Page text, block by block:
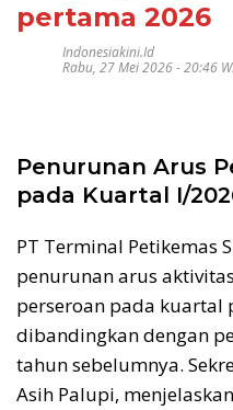
pertama 2026
Indonesiakini.id
Rabu, 27 Mei 2026 - 20:46
Penurunan Arus
pada Kuartal I/
PT Terminal Petikemas
penurunan arus
perseroan pada kuartal
dibandingkan dengan
tahun sebelumnya.
Asih Palupi,